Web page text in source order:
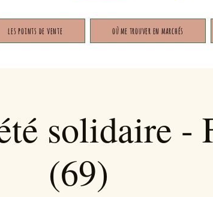
les points de vente où me trouver en marchés
solidaire -
(69)